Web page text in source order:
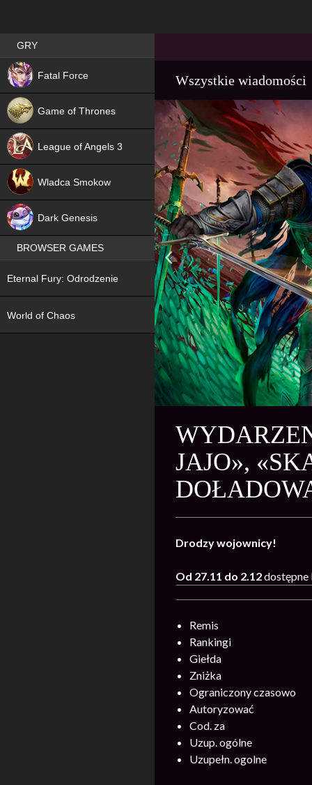
Wszystkie wiadomości
JAJO»,
Drodzy wojownicy!
Od 27.11 do 2.12
Remis
Rankingi
Giełda
Zniżka
Ograniczony czasowo
Autoryzować
Cod. za
Uzup. ogólne
Uzupełn. ogolne
Best RPG games in Poland
GRY
Fatal Force
NEW
Game of Thrones
League of Angels 3
Wladca Smokow
Dark Genesis
BROWSER GAMES
Eternal Fury: Odrodzenie
NEW
World of Chaos
NEW